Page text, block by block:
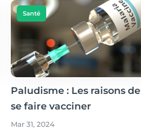
Santé
Paludisme : Les raisons de
se faire vacciner
Mar 31, 2024